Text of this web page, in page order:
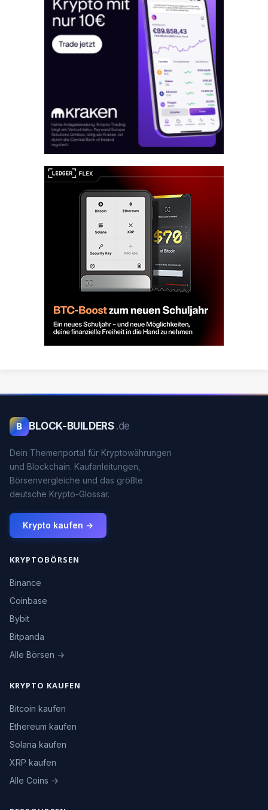
B BLOCK-BUILDERS .de
Dein Themenportal für Kryptowährungen
und Blockchain. Kaufanleitungen,
Börsenvergleiche und das größte
deutsche Krypto-Glossar.
Krypto kaufen →
KRYPTOBÖRSEN
Binance
Coinbase
Bybit
Bitpanda
Alle Börsen →
KRYPTO KAUFEN
Bitcoin kaufen
Ethereum kaufen
Solana kaufen
XRP kaufen
Alle Coins →